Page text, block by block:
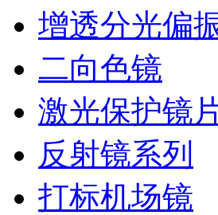
增透分光偏
二向色镜
激光保护镜
反射镜系列
打标机场镜